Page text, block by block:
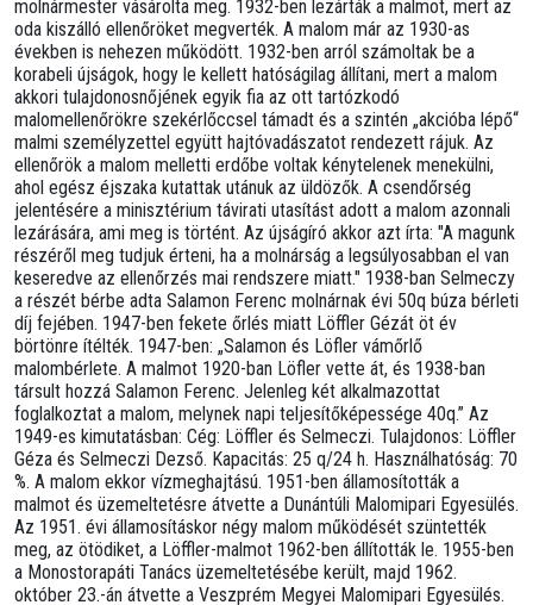
molnármester vásárolta meg. 1932-ben lezárták a malmot, mert az
oda kiszálló ellenőröket megverték. A malom már az 1930-as
években is nehezen működött. 1932-ben arról számoltak be a
korabeli újságok, hogy le kellett hatóságilag állítani, mert a malom
akkori tulajdonosnőjének egyik fia az ott tartózkodó
malomellenőrökre szekérlőccsel támadt és a szintén „akcióba lépő“
malmi személyzettel együtt hajtóvadászatot rendezett rájuk. Az
ellenőrök a malom melletti erdőbe voltak kénytelenek menekülni,
ahol egész éjszaka kutattak utánuk az üldözők. A csendőrség
jelentésére a minisztérium távirati utasítást adott a malom azonnali
lezárására, ami meg is történt. Az újságíró akkor azt írta: "A magunk
részéről meg tudjuk érteni, ha a molnárság a legsúlyosabban el van
keseredve az ellenőrzés mai rendszere miatt." 1938-ban Selmeczy
a részét bérbe adta Salamon Ferenc molnárnak évi 50q búza bérleti
díj fejében. 1947-ben fekete őrlés miatt Löffler Gézát öt év
börtönre ítélték. 1947-ben: „Salamon és Löfler vámőrlő
malombérlete. A malmot 1920-ban Löfler vette át, és 1938-ban
társult hozzá Salamon Ferenc. Jelenleg két alkalmazottat
foglalkoztat a malom, melynek napi teljesítőképessége 40q.” Az
1949-es kimutatásban: Cég: Löffler és Selmeczi. Tulajdonos: Löffler
Géza és Selmeczi Dezső. Kapacitás: 25 q/24 h. Használhatóság: 70
%. A malom ekkor vízmeghajtású. 1951-ben államosították a
malmot és üzemeltetésre átvette a Dunántúli Malomipari Egyesülés.
Az 1951. évi államosításkor négy malom működését szüntették
meg, az ötödiket, a Löffler-malmot 1962-ben állították le. 1955-ben
a Monostorapáti Tanács üzemeltetésébe került, majd 1962.
október 23.-án átvette a Veszprém Megyei Malomipari Egyesülés.